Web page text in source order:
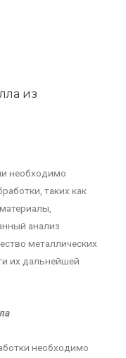
из
необходимо
таких как
анализ
металлических
их дальнейшей
необходимо